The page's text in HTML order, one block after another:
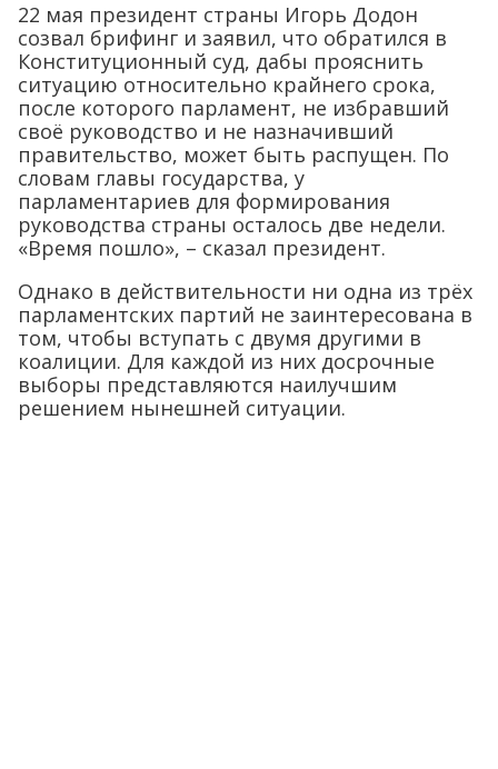
22 мая президент страны Игорь Додон
созвал брифинг и заявил, что обратился в
Конституционный суд, дабы прояснить
ситуацию относительно крайнего срока,
после которого парламент, не избравший
своё руководство и не назначивший
правительство, может быть распущен. По
словам главы государства, у
парламентариев для формирования
руководства страны осталось две недели.
«Время пошло», – сказал президент.
Однако в действительности ни одна из трёх
парламентских партий не заинтересована в
том, чтобы вступать с двумя другими в
коалиции. Для каждой из них досрочные
выборы представляются наилучшим
решением нынешней ситуации.